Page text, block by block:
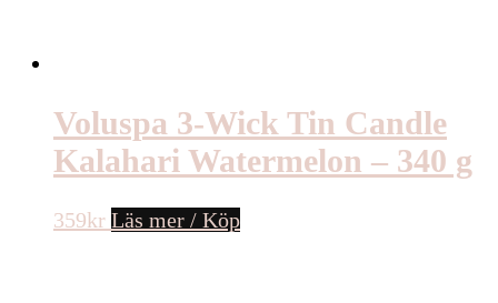
Voluspa 3-Wick Tin Candle
Kalahari Watermelon – 340 g
359kr Läs mer / Köp